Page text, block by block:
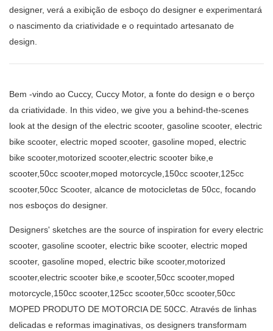
designer, verá a exibição de esboço do designer e experimentará
o nascimento da criatividade e o requintado artesanato de
design.
Bem -vindo ao Cuccy, Cuccy Motor, a fonte do design e o berço
da criatividade. In this video, we give you a behind-the-scenes
look at the design of the electric scooter, gasoline scooter, electric
bike scooter, electric moped scooter, gasoline moped, electric
bike scooter,motorized scooter,electric scooter bike,e
scooter,50cc scooter,moped motorcycle,150cc scooter,125cc
scooter,50cc Scooter, alcance de motocicletas de 50cc, focando
nos esboços do designer.
Designers' sketches are the source of inspiration for every electric
scooter, gasoline scooter, electric bike scooter, electric moped
scooter, gasoline moped, electric bike scooter,motorized
scooter,electric scooter bike,e scooter,50cc scooter,moped
motorcycle,150cc scooter,125cc scooter,50cc scooter,50cc
MOPED PRODUTO DE MOTORCIA DE 50CC. Através de linhas
delicadas e reformas imaginativas, os designers transformam